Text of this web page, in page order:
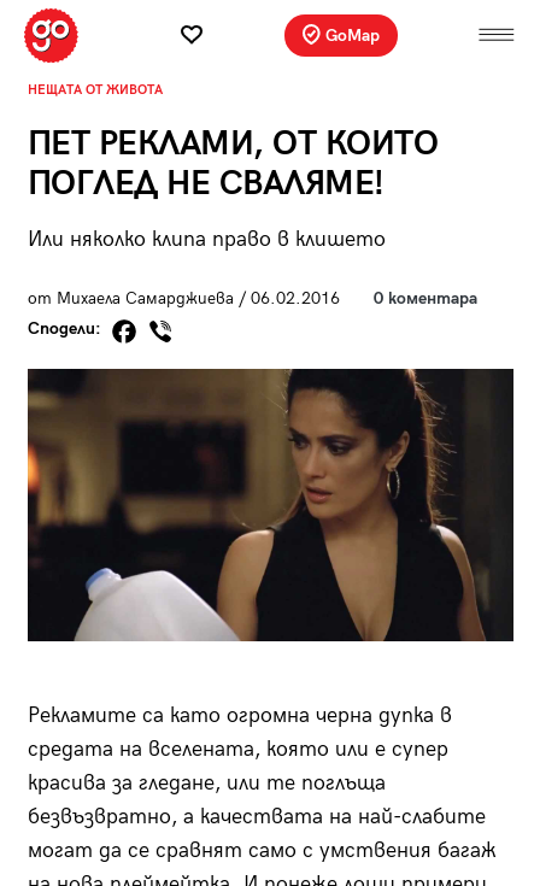
GoMap
НЕЩАТА ОТ ЖИВОТА
ПЕТ РЕКЛАМИ, ОТ КОИТО
ПОГЛЕД НЕ СВАЛЯМЕ!
Или няколко клипа право в клишето
от Михаела Самарджиева / 06.02.2016
0 коментара
Сподели:
Рекламите са като огромна черна дупка в
средата на вселената, която или е супер
красива за гледане, или те поглъща
безвъзвратно, а качествата на най-слабите
могат да се сравнят само с умствения багаж